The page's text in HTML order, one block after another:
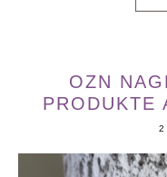
OZN
PRODUKTE